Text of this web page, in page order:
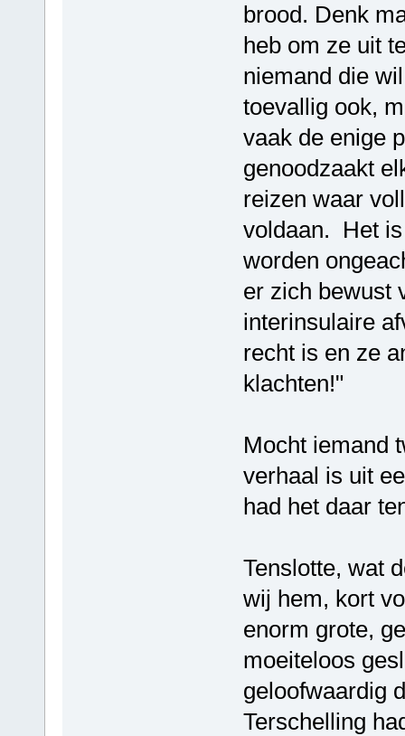
brood. Denk
heb om ze uit
niemand die
toevallig ook,
vaak de enige
genoodzaakt
reizen waar
voldaan. Het
worden
er zich bewust
interinsulaire
recht is en ze
klachten!"
Mocht iemand
verhaal is uit
had het daar
Tenslotte, wat
wij hem, kort
enorm grote,
moeiteloos
geloofwaardig
Terschelling